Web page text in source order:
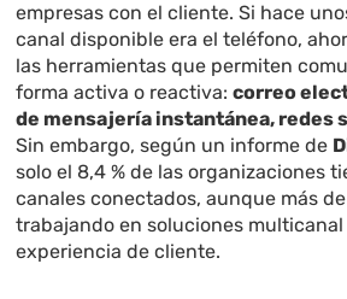
empresas con el cliente. Si hace
canal disponible era el teléfono,
las herramientas que permiten
forma activa o reactiva:correo
de mensajería instantánea, redes
Sin embargo, según un informe de
solo el 8,4 % de las organizaciones
canales conectados, aunque más
trabajando en soluciones multicanal
experiencia de cliente.